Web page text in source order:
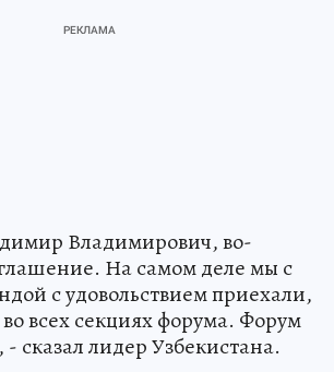
Владимирович, во-
На самом деле мы с
с удовольствием приехали,
всех секциях форума. Форум
сказал лидер Узбекистана.